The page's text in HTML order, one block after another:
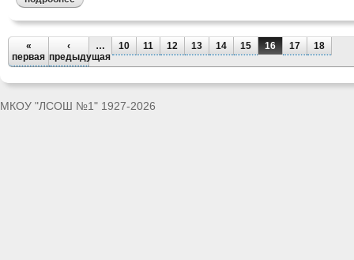
«
первая
‹
предыдущая
… 10 11 12 13 14 15 16 17 18
МКОУ "ЛСОШ №1" 1927-2026